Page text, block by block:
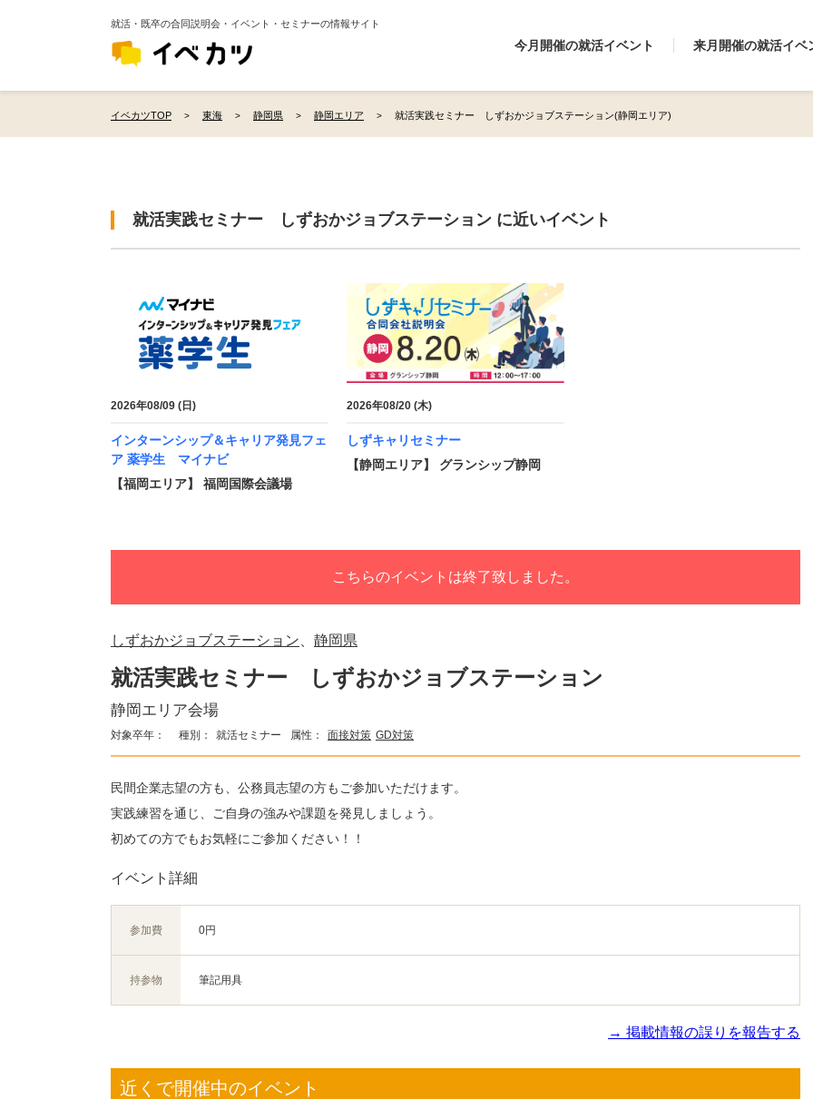
就活・既卒の合同説明会・イベント・セミナーの情報サイト
今月開催の就活イベント 来月開催の就活イベ
イベカツTOP 東海 静岡県 静岡エリア 就活実践セミナー しずおかジョブステーション(静岡エリア)
就活実践セミナー しずおかジョブステーション に近いイベント
2026年08/09 (日)
インターンシップ＆キャリア発見フェ
ア 薬学生 マイナビ
【福岡エリア】 福岡国際会議場
2026年08/20 (木)
しずキャリセミナー
【静岡エリア】 グランシップ静岡
こちらのイベントは終了致しました。
しずおかジョブステーション 静岡県
就活実践セミナー しずおかジョブステーション
静岡エリア会場
対象卒年： 種別： 就活セミナー 属性： 面接対策 GD対策
民間企業志望の方も、公務員志望の方もご参加いただけます。
実践練習を通じ、ご自身の強みや課題を発見しましょう。
初めての方でもお気軽にご参加ください！！
イベント詳細
参加費 0円
持参物 筆記用具
→ 掲載情報の誤りを報告する
近くで開催中のイベント